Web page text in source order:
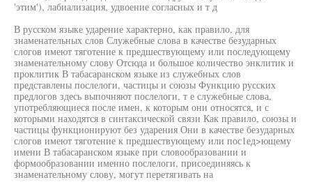
'этим'), лабиализация, удвоение согласных и т д
В русском языке ударение характерно, как правило, для
знаменательных слов Служебные слова в качестве безударных
слогов имеют тяготение к предшествующему или последующему
знаменательному слову Отсюда и большое количество энклитик и
проклитик В табасаранском языке из служебных слов
представлены послелоги, частицы и союзы Функцию русских
предлогов здесь выпочняют послелоги, т е служебные слова,
употребляющиеся после имен, к которым они относятся, и с
которыми находятся в синтаксической связи Как правило, союзы и
частицы функционируют без ударения Они в качестве безударных
слогов имеют тяготение к предшествующему или пос1ед>ющему
имени В табасаранском языке при словообразовании и
формообразовании именно послелоги, присоединяясь к
знаменательному слову, могут перетягивать на